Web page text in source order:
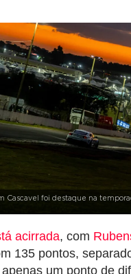
Cascavel foi destaque na
acirrada, com
135 pontos,
um ponto de